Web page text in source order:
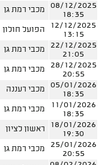
08/12/2025
18:35
מכבי רמת גן
12/12/2025
13:15
הפועל חולון
22/12/2025
21:05
מכבי רמת גן
28/12/2025
20:55
מכבי רמת גן
05/01/2026
18:35
מכבי רעננה
11/01/2026
18:35
מכבי רמת גן
18/01/2026
19:30
ראשון לציון
25/01/2026
20:55
מכבי רמת גן